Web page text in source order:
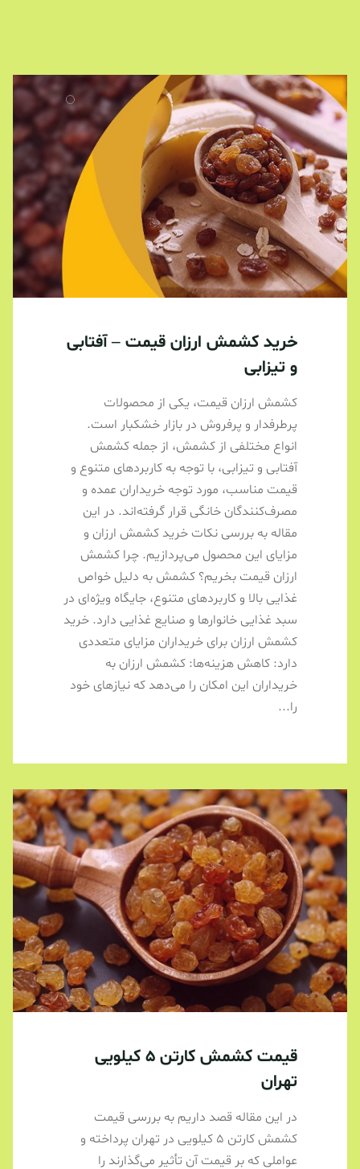
خرید کشمش ارزان قیمت – آفتابی
و تیزابی
کشمش ارزان قیمت، یکی از محصولات
پرطرفدار و پرفروش در بازار خشکبار است.
انواع مختلفی از کشمش، از جمله کشمش
آفتابی و تیزابی، با توجه به کاربردهای متنوع و
قیمت مناسب، مورد توجه خریداران عمده و
مصرف‌کنندگان خانگی قرار گرفته‌اند. در این
مقاله به بررسی نکات خرید کشمش ارزان و
مزایای این محصول می‌پردازیم. چرا کشمش
ارزان قیمت بخریم؟ کشمش به دلیل خواص
غذایی بالا و کاربردهای متنوع، جایگاه ویژه‌ای در
سبد غذایی خانوارها و صنایع غذایی دارد. خرید
کشمش ارزان برای خریداران مزایای متعددی
دارد: کاهش هزینه‌ها: کشمش ارزان به
خریداران این امکان را می‌دهد که نیازهای خود
را...
قیمت کشمش کارتن ۵ کیلویی
تهران
در این مقاله قصد داریم به بررسی قیمت
کشمش کارتن ۵ کیلویی در تهران پرداخته و
عواملی که بر قیمت آن تأثیر می‌گذارند را